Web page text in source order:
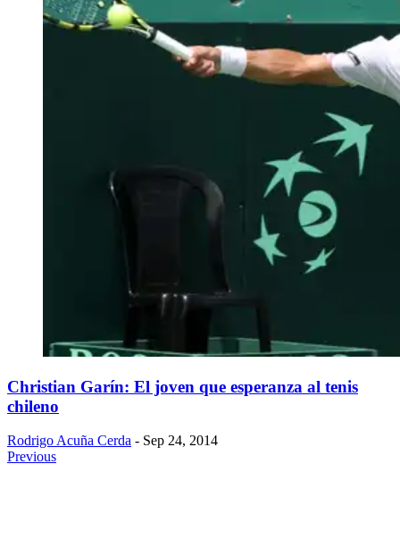
Christian Garín: El joven que esperanza al tenis
chileno
Rodrigo Acuña Cerda - Sep 24, 2014
Previous